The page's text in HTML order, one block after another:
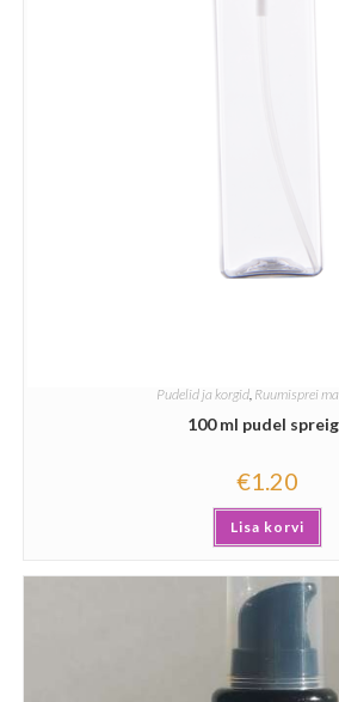
Pudelid ja korgid, Ruumisprei
100 ml pudel
€1.20
Lisa korvi